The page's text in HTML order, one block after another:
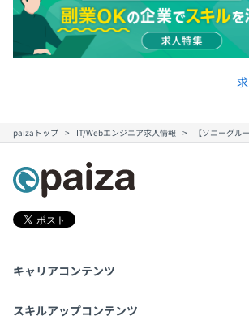
paizaトップ IT/Webエンジニア求人情報 【ソニーグ
キャリアコンテンツ
転職・キャリア
スキルアップコンテンツ